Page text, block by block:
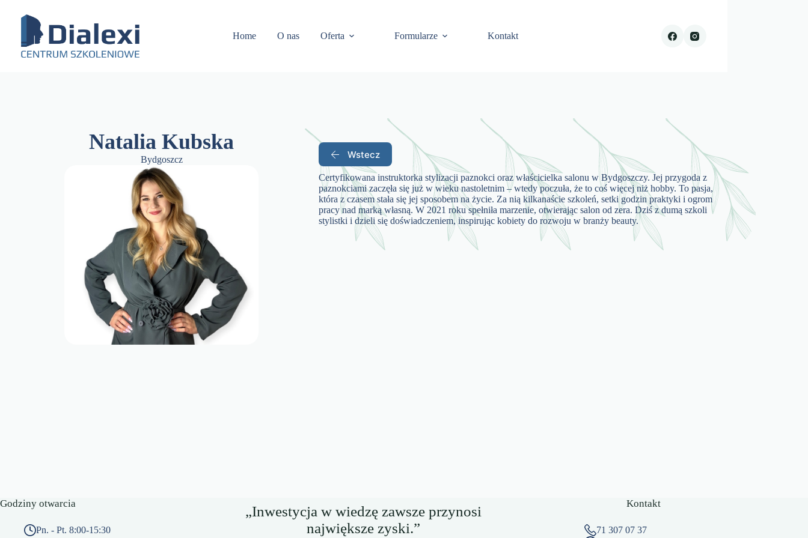
Home
O nas Oferta Formularze Kontakt
Natalia Kubska
Bydgoszcz Wstecz
Certyfikowana instruktorka stylizacji paznokci oraz właścicielka salonu w Bydgoszczy. Jej przygoda z
paznokciami zaczęła się już w wieku nastoletnim – wtedy poczuła, że to coś więcej niż hobby. To pasja,
która z czasem stała się jej sposobem na życie. Za nią kilkanaście szkoleń, setki godzin praktyki i ogrom
pracy nad marką własną. W 2021 roku spełniła marzenie, otwierając salon od zera. Dziś z dumą szkoli
stylistki i dzieli się doświadczeniem, inspirując kobiety do rozwoju w branży beauty.
Godziny otwarcia
Pn. - Pt. 8:00-15:30
„Inwestycja w wiedzę zawsze przynosi
największe zyski.”
Kontakt
71 307 07 37